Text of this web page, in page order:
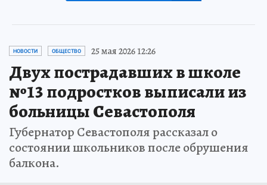
НОВОСТИ ОБЩЕСТВО 25 мая 2026 12:26
Двух пострадавших в школе
№13 подростков выписали из
больницы Севастополя
Губернатор Севастополя рассказал о
состоянии школьников после обрушения
балкона.